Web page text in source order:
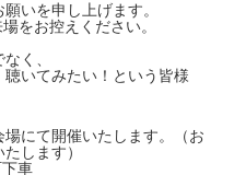
いを申し上げます。
をお控えください。
く、
いてみたい！という皆様
にて開催いたします。（お
します）
車